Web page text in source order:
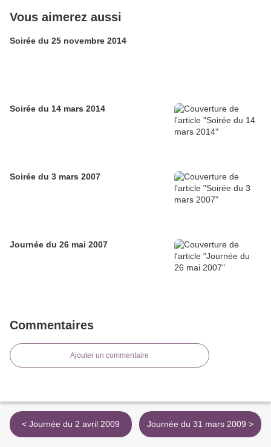
Vous aimerez aussi
Soirée du 25 novembre 2014
Soirée du 14 mars 2014
Soirée du 3 mars 2007
Journée du 26 mai 2007
Commentaires
Ajouter un commentaire
< Journée du 2 avril 2009 Journée du 31 mars 2009 >